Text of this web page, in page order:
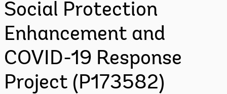
Social Protection
Enhancement and
COVID-19 Response
Project (P173582)